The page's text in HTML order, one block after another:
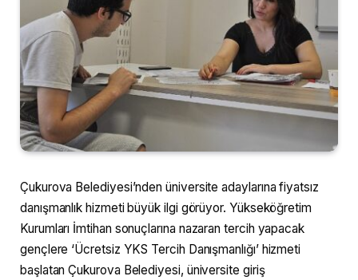
Çukurova Belediyesi’nden üniversite adaylarına fiyatsız
danışmanlık hizmeti büyük ilgi görüyor. Yükseköğretim
Kurumları İmtihan sonuçlarına nazaran tercih yapacak
gençlere ‘Ücretsiz YKS Tercih Danışmanlığı’ hizmeti
başlatan Çukurova Belediyesi, üniversite giriş